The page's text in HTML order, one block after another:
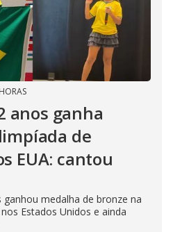
anos ganha
de
EUA: cantou
medalha de bronze na
Estados Unidos e ainda